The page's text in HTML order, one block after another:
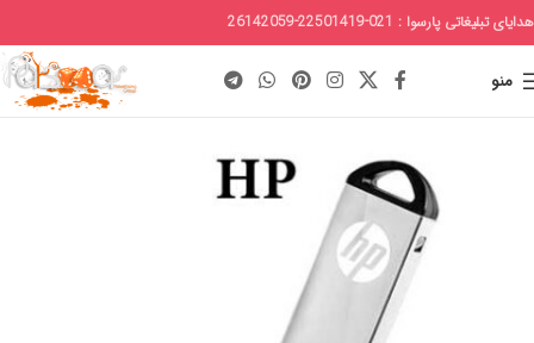
هدایای تبلیغاتی پارسوا : 021-22501419-26142059
منو